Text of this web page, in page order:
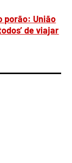
porão: União
de viajar